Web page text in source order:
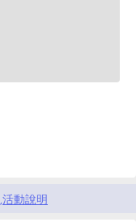
活動說明